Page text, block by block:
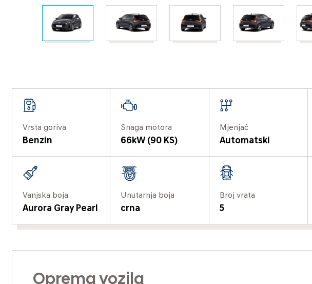
Vrsta goriva
Benzin
Snaga motora
66kW (90 KS)
Mjenjač
Automatski
Vanjska boja
Aurora Gray Pearl
Unutarnja boja
crna
Broj vrata
5
Oprema vozila